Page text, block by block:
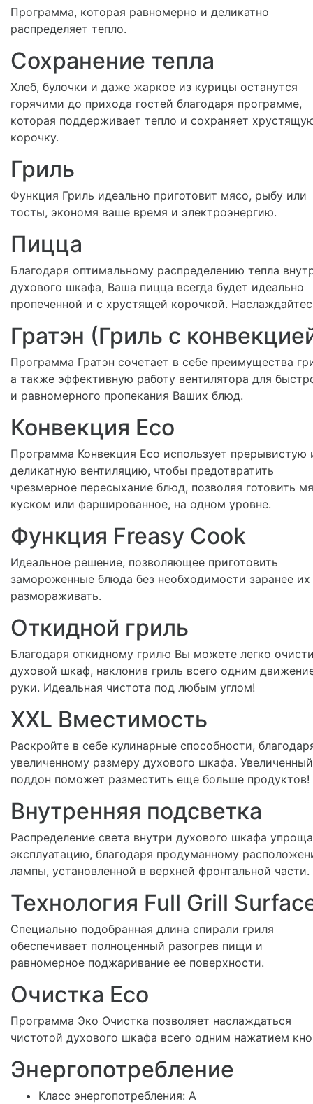
Программа, которая равномерно и деликатно
распределяет тепло.
Сохранение тепла
Хлеб, булочки и даже жаркое из курицы останутся
горячими до прихода гостей благодаря программе,
которая поддерживает тепло и сохраняет
корочку.
Гриль
Функция Гриль идеально приготовит мясо, рыбу или
тосты, экономя ваше время и электроэнергию.
Пицца
Благодаря оптимальному распределению тепла
духового шкафа, Ваша пицца всегда будет идеально
пропеченной и с хрустящей корочкой.
Гратэн (Гриль с
Программа Гратэн сочетает в себе преимущества
а также эффективную работу вентилятора для
и равномерного пропекания Ваших блюд.
Конвекция Eco
Программа Конвекция Eco использует прерывистую
деликатную вентиляцию, чтобы предотвратить
чрезмерное пересыхание блюд, позволяя готовить
куском или фаршированное, на одном уровне.
Функция Freasy Cook
Идеальное решение, позволяющее приготовить
замороженные блюда без необходимости заранее их
размораживать.
Откидной гриль
Благодаря откидному грилю Вы можете легко
духовой шкаф, наклонив гриль всего одним
руки. Идеальная чистота под любым углом!
XXL Вместимость
Раскройте в себе кулинарные способности,
увеличенному размеру духового шкафа. Увеличенный
поддон поможет разместить еще больше продуктов!
Внутренняя подсветка
Распределение света внутри духового шкафа
эксплуатацию, благодаря продуманному
лампы, установленной в верхней фронтальной части.
Технология Full Grill
Специально подобранная длина спирали гриля
обеспечивает полноценный разогрев пищи и
равномерное поджаривание ее поверхности.
Очистка Eco
Программа Эко Очистка позволяет наслаждаться
чистотой духового шкафа всего одним нажатием
Энергопотребление
Класс энергопотребления: A